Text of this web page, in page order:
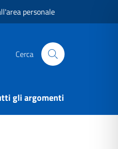
personale
Cerca
gli argomenti